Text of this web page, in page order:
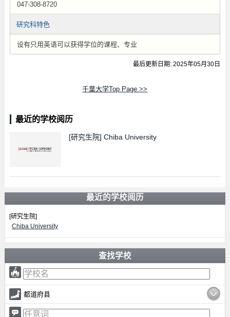
047-308-8720
研究科特色
设有只用英语可以获得学位的课程、专业
最后更新日期: 2025年05月30日
千葉大学Top Page >>
最近的学校阅历
[研究生院] Chiba University
最近的学校阅历
[研究生院]
Chiba University
查找学校
都道府县